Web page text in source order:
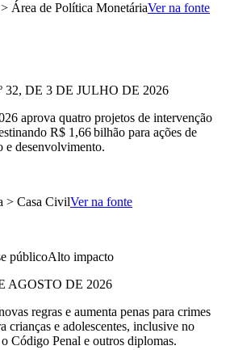
Área de Política MonetáriaVer na fonte
DE 3 DE JULHO DE 2026
aprova quatro projetos de intervenção
R$ 1,66 bilhão para ações de
e desenvolvimento.
> Casa CivilVer na fonte
públicoAlto impacto
AGOSTO DE 2026
regras e aumenta penas para crimes
crianças e adolescentes, inclusive no
Código Penal e outros diplomas.